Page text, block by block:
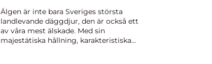
Älgen är inte bara Sveriges största
landlevande däggdjur, den är också ett
av våra mest älskade. Med sin
majestätiska hållning, karakteristiska